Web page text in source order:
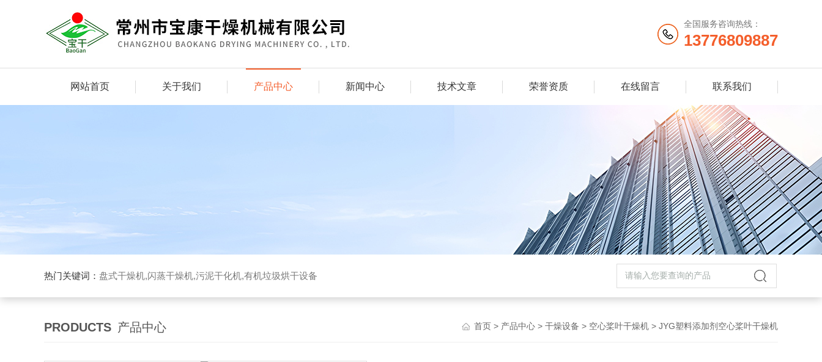
全国服务咨询热线：
13776809887
网站首页 关于我们 产品中心 新闻中心 技术文章 荣誉资质 在线留言 联系我们
热门关键词： 盘式干燥机,闪蒸干燥机,污泥干化机,有机垃圾烘干设备
PRODUCTS 产品中心 首页 > 产品中心 > 干燥设备 > 空心桨叶干燥机 > JYG塑料添加剂空心桨叶干燥机